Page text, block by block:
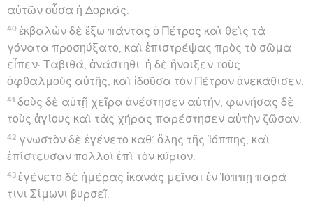
αὐτῶν οὖσα ἡ Δορκάς.
40 ἐκβαλὼν δὲ ἔξω πάντας ὁ Πέτρος καὶ θεὶς τὰ
γόνατα προσηύξατο, καὶ ἐπιστρέψας πρὸς τὸ σῶμα
εἶπεν· Ταβιθά, ἀνάστηθι. ἡ δὲ ἤνοιξεν τοὺς
ὀφθαλμοὺς αὐτῆς, καὶ ἰδοῦσα τὸν Πέτρον ἀνεκάθισεν.
41 δοὺς δὲ αὐτῇ χεῖρα ἀνέστησεν αὐτήν, φωνήσας δὲ
τοὺς ἁγίους καὶ τὰς χήρας παρέστησεν αὐτὴν ζῶσαν.
42 γνωστὸν δὲ ἐγένετο καθ’ ὅλης τῆς Ἰόππης, καὶ
ἐπίστευσαν πολλοὶ ἐπὶ τὸν κύριον.
43 ἐγένετο δὲ ἡμέρας ἱκανὰς μεῖναι ἐν Ἰόππῃ παρά
τινι Σίμωνι βυρσεῖ.